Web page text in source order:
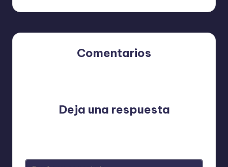
Comentarios
Deja una respuesta